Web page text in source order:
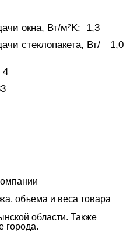
окна, Вт/м²K:
1,3
стеклопакета, Вт/
1,0
4
объема и веса товара
области. Также
города.